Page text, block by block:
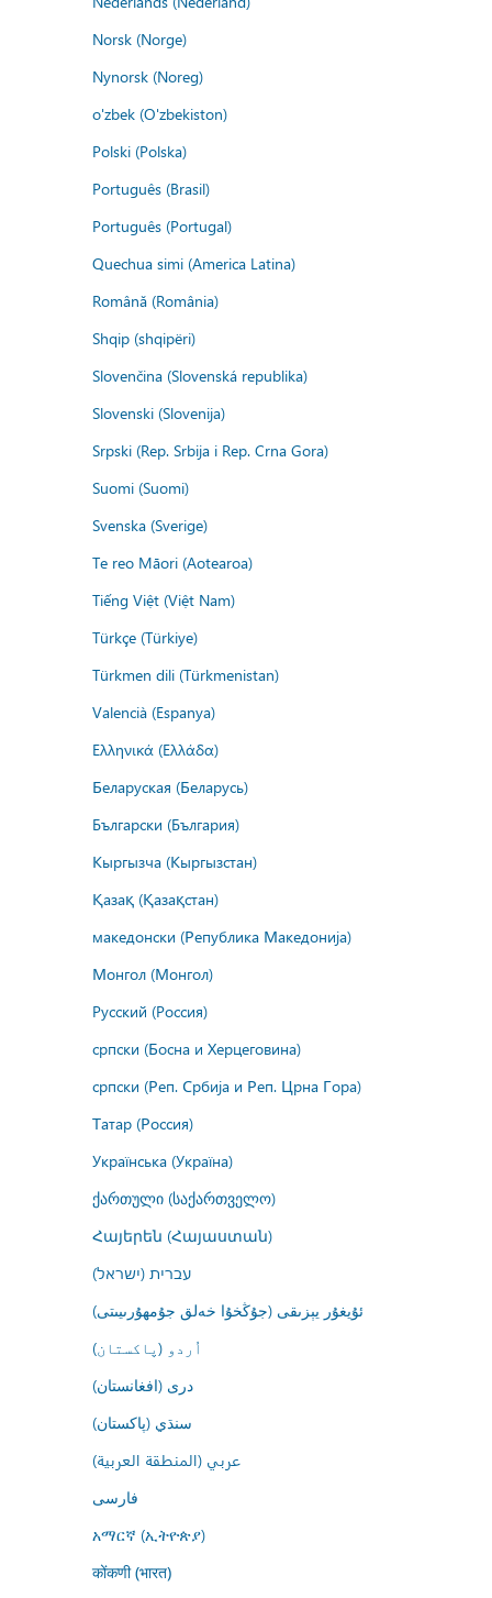
Norsk (Norge)
Nynorsk (Noreg)
o'zbek (O'zbekiston)
Polski (Polska)
Português (Brasil)
Português (Portugal)
Quechua simi (America Latina)
Română (România)
Shqip (shqipëri)
Slovenčina (Slovenská republika)
Slovenski (Slovenija)
Srpski (Rep. Srbija i Rep. Crna Gora)
Suomi (Suomi)
Svenska (Sverige)
Te reo Māori (Aotearoa)
Tiếng Việt (Việt Nam)
Türkçe (Türkiye)
Türkmen dili (Türkmenistan)
Valencià (Espanya)
Ελληνικά (Ελλάδα)
Беларуская (Беларусь)
Български (България)
Кыргызча (Кыргызстан)
Қазақ (Қазақстан)
македонски (Република Македонија)
Монгол (Монгол)
Русский (Россия)
српски (Босна и Херцеговина)
српски (Реп. Србија и Реп. Црна Гора)
Татар (Россия)
Українська (Україна)
ქართული (საქართველო)
Հայերեն (Հայաստան)
עברית (ישראל)
ئۇيغۇر يېزىقى (جۇڭخۇا خەلق جۇمھۇرىيىتى)
اُردو (پاکستان)
درى (افغانستان)
سنڌي (پاکستان)
عربي (المنطقة العربية)
فارسى
አማርኛ (ኢትዮጵያ)
कोंकणी (भारत)